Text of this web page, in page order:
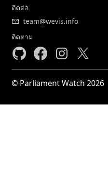
ติดต่อ
team@wevis.info
ติดตาม
© Parliament Watch 2026